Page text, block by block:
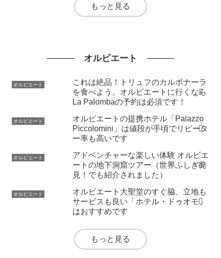
もっと見る
オルビエート
オルビエート
これは絶品！トリュフのカルボナーラ
を食べよう。オルビエートに行くなら
La Palombaの予約は必須です！
オルビエート
オルビエートの提携ホテル「Palazzo
Piccolomini」は値段が手頃でリピータ
ー率も高いです
オルビエート
アドベンチャーな楽しい体験 オルビエ
ートの地下洞窟ツアー（世界ふしぎ発
見！でも紹介されました）
オルビエート
オルビエート大聖堂のすぐ脇、立地も
サービスも良い「ホテル・ドゥオモ」
はおすすめです
もっと見る